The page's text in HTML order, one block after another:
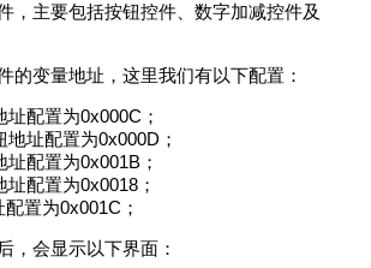
，主要包括按钮控件、数字加减控件及
的变量地址，这里我们有以下配置：
址配置为0x000C；
地址配置为0x000D；
址配置为0x001B；
址配置为0x0018；
置为0x001C；
，会显示以下界面：